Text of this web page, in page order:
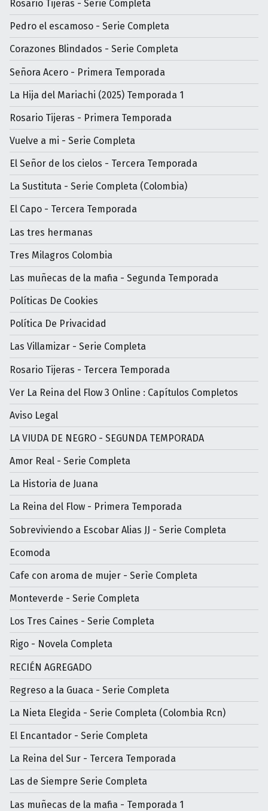
Rosario Tijeras - Serie Completa
Pedro el escamoso - Serie Completa
Corazones Blindados - Serie Completa
Señora Acero - Primera Temporada
La Hija del Mariachi (2025) Temporada 1
Rosario Tijeras - Primera Temporada
Vuelve a mi - Serie Completa
El Señor de los cielos - Tercera Temporada
La Sustituta - Serie Completa (Colombia)
El Capo - Tercera Temporada
Las tres hermanas
Tres Milagros Colombia
Las muñecas de la mafia - Segunda Temporada
Políticas De Cookies
Política De Privacidad
Las Villamizar - Serie Completa
Rosario Tijeras - Tercera Temporada
Ver La Reina del Flow 3 Online : Capítulos Completos
Aviso Legal
LA VIUDA DE NEGRO - SEGUNDA TEMPORADA
Amor Real - Serie Completa
La Historia de Juana
La Reina del Flow - Primera Temporada
Sobreviviendo a Escobar Alias JJ - Serie Completa
Ecomoda
Cafe con aroma de mujer - Serìe Completa
Monteverde - Serie Completa
Los Tres Caines - Serie Completa
Rigo - Novela Completa
RECIÉN AGREGADO
Regreso a la Guaca - Serie Completa
La Nieta Elegida - Serie Completa (Colombia Rcn)
El Encantador - Serie Completa
La Reina del Sur - Tercera Temporada
Las de Siempre Serie Completa
Las muñecas de la mafia - Temporada 1